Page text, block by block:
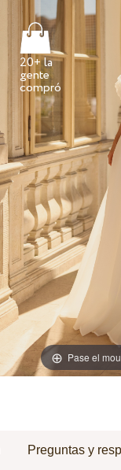
Pase el
20+ la
gente
Preguntas y